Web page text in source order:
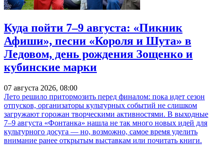
Куда пойти 7–9 августа: «Пикник
Афиши», песни «Короля и Шута» в
Ледовом, день рождения Зощенко и
кубинские марки
07 августа 2026, 08:00
Лето решило притормозить перед финалом: пока идет сезон
отпусков, организаторы культурных событий не слишком
загружают горожан творческими активностями. В выходные
7–9 августа «Фонтанка» нашла не так много новых идей для
культурного досуга — но, возможно, самое время уделить
внимание ранее открытым выставкам или почитать книги.